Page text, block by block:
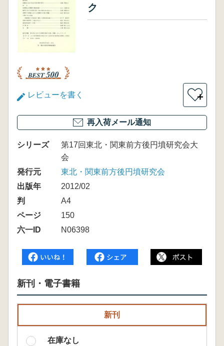
ク
レビューを書く ＋
再入荷メール通知
シリーズ
第17回東北・関東前方後円墳研究会大
会
発行元
東北・関東前方後円墳研究会
出版年
2012/02
判
A4
ページ
150
六一ID
N06398
新刊・電子書籍
新刊
在庫なし